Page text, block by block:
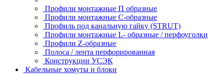
Профили монтажные П образные
Профили монтажные C-образные
Профиль под канальную гайку (STRUT)
Профили монтажные L- образные / перфоуголки
Профили Z-образные
Полоса / лента перфорированная
Конструкции УСЭК
Кабельные хомуты и блоки